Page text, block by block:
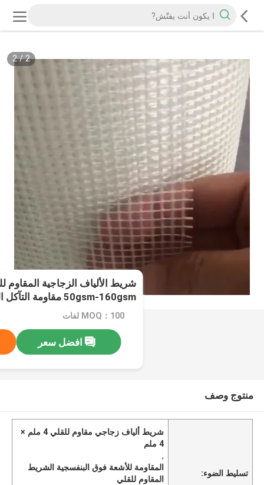
2
/
2
50gsm-160gsm مقاومة التآكل العالية
MOQ：100 لفات
افضل سعر
منتوج وصف
تسليط الضوء:
شريط ألياف زجاجي مقاوم للقلي 4 ملم ×
4 ملم
,
المقاومة للأشعة فوق البنفسجية الشريط
المقاوم للقلي